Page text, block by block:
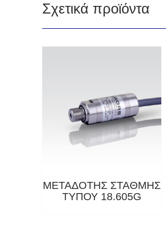
Σχετικά προϊόντα
ΜΕΤΑΔΟΤΗΣ ΣΤΑΘΜΗΣ
ΤΥΠΟΥ 18.605G